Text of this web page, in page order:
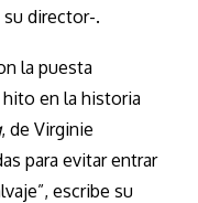
director-.
la puesta
en la historia
, de Virginie
para evitar entrar
escribe su